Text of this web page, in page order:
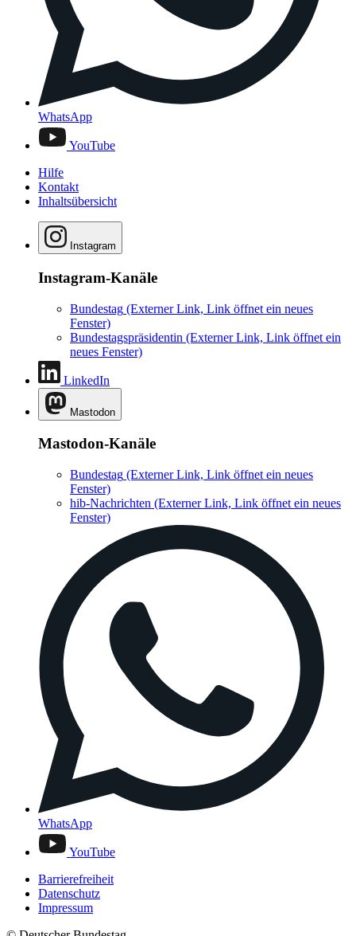
WhatsApp
YouTube
Hilfe
Kontakt
Inhaltsübersicht
Instagram
Instagram-Kanäle
Bundestag (Externer Link, Link öffnet ein neues
Fenster)
Bundestagspräsidentin (Externer Link, Link öffnet ein
neues Fenster)
LinkedIn
Mastodon
Mastodon-Kanäle
Bundestag (Externer Link, Link öffnet ein neues
Fenster)
hib-Nachrichten (Externer Link, Link öffnet ein neues
Fenster)
WhatsApp
YouTube
Barrierefreiheit
Datenschutz
Impressum